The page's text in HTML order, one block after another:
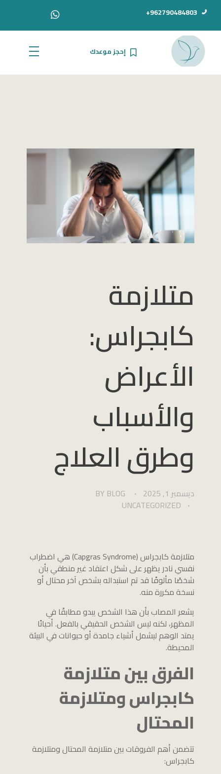
962790484803+
الدكتور أحمد سامي دبور
إحجز موعدك
متلازمة
كابجراس:
الأعراض
والأسباب
وطرق العلاج
ديسمبر 1, 2025 BY BLOG
UNCATEGORIZED
متلازمة كابجراس (Capgras Syndrome) هي اضطراب
نفسي نادر يظهر على شكل اعتقاد غير منطقي بأن
شخصًا مألوفًا قد تم استبداله بشخص آخر محتال أو
نسخة مكررة منه.
يشعر المصاب بأن هذا الشخص يبدو مطابقًا في
المظهر، لكنه ليس الشخص الحقيقي بالفعل. أحيانًا
يمتد الوهم ليشمل أشياء جامدة أو حيوانات في البيئة
المحيطة.
الفرق بين متلازمة
كابجراس ومتلازمة
المحتال
تتضمن أهم الفروقات بين متلازمة المحتال ومتلازمة
كابجراس: